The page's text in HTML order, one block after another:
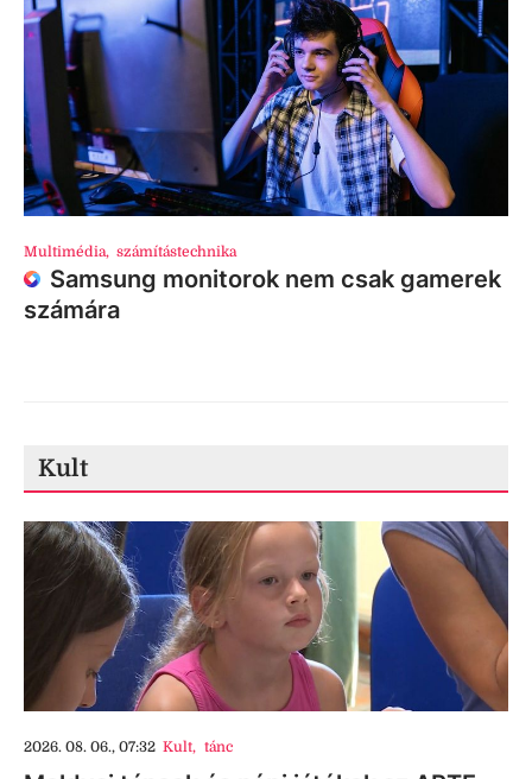
Multimédia, számítástechnika
Samsung monitorok nem csak gamerek
számára
Kult
2026. 08. 06., 07:32 Kult, tánc